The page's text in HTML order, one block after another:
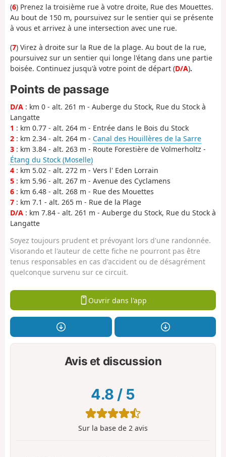
(6) Prenez la troisième rue à votre droite, Rue des Mouettes.
Au bout de 150 m, poursuivez sur le sentier qui se présente
à vous et arrivez à une intersection avec une rue.
(7) Virez à droite sur la Rue de la plage. Au bout de la rue,
poursuivez sur un sentier qui longe l'étang dans une partie
boisée. Continuez jusqu'à votre point de départ (D/A).
Points de passage
D/A : km 0 - alt. 261 m - Auberge du Stock, Rue du Stock à
Langatte
1 : km 0.77 - alt. 264 m - Entrée dans le Bois du Stock
2 : km 2.34 - alt. 264 m - Canal des Houillères de la Sarre
3 : km 3.84 - alt. 263 m - Route Forestière de Volmerholtz -
Étang du Stock (Moselle)
4 : km 5.02 - alt. 272 m - Vers l' Eden Lorrain
5 : km 5.96 - alt. 267 m - Avenue des Cyclamens
6 : km 6.48 - alt. 268 m - Rue des Mouettes
7 : km 7.1 - alt. 265 m - Rue de la Plage
D/A : km 7.84 - alt. 261 m - Auberge du Stock, Rue du Stock à
Langatte
Soyez toujours prudent et prévoyant lors d'une randonnée.
Visorando et l'auteur de cette fiche ne pourront pas être
tenus responsables en cas d'accident ou de désagrément
quelconque survenu sur ce circuit.
Ouvrir dans l'app
Avis et discussion
4.8 / 5
Sur la base de 2 avis